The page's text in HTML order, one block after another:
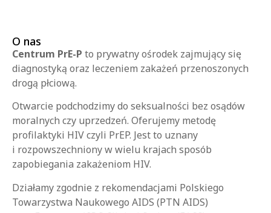
O nas
Centrum PrE-P to prywatny ośrodek zajmujący się
diagnostyką oraz leczeniem zakażeń przenoszonych
drogą płciową.
Otwarcie podchodzimy do seksualności bez osądów
moralnych czy uprzedzeń. Oferujemy metodę
profilaktyki HIV czyli PrEP. Jest to uznany
i rozpowszechniony w wielu krajach sposób
zapobiegania zakażeniom HIV.
Działamy zgodnie z rekomendacjami Polskiego
Towarzystwa Naukowego AIDS (PTN AIDS)